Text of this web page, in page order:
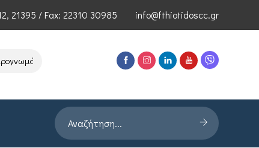
, 21395 / Fax: 22310 30985 info@fthiotidoscc.gr
Τεχνολογιών Αιχμής του ΕΦΕΠΑΕ Παρουσίαση